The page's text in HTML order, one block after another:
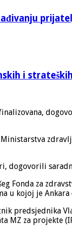
i
dogovorili
Fonda za
u kojoj je
predsjednika
MZ za projekte